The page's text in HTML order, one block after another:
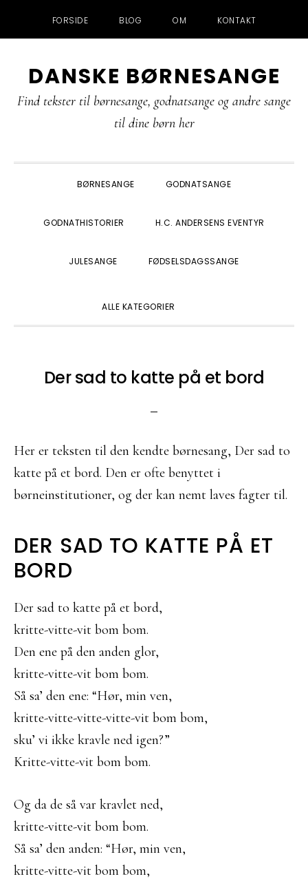
FORSIDE BLOG OM KONTAKT
direkte
til
indhold
direkte
til
direkte
til
DANSKE BØRNESANGE
Find tekster til børnesange, godnatsange og andre sange
til dine børn her
BØRNESANGE GODNATSANGE
GODNATHISTORIER H.C. ANDERSENS EVENTYR
JULESANGE FØDSELSDAGSSANGE
ALLE KATEGORIER
Der sad to katte på et bord
Her er teksten til den kendte børnesang, Der sad to
katte på et bord. Den er ofte benyttet i
børneinstitutioner, og der kan nemt laves fagter til.
DER SAD TO KATTE PÅ ET
BORD
Der sad to katte på et bord,
kritte-vitte-vit bom bom.
Den ene på den anden glor,
kritte-vitte-vit bom bom.
Så sa’ den ene: “Hør, min ven,
kritte-vitte-vitte-vitte-vit bom bom,
sku’ vi ikke kravle ned igen?”
Kritte-vitte-vit bom bom.
Og da de så var kravlet ned,
kritte-vitte-vit bom bom.
Så sa’ den anden: “Hør, min ven,
kritte-vitte-vit bom bom,